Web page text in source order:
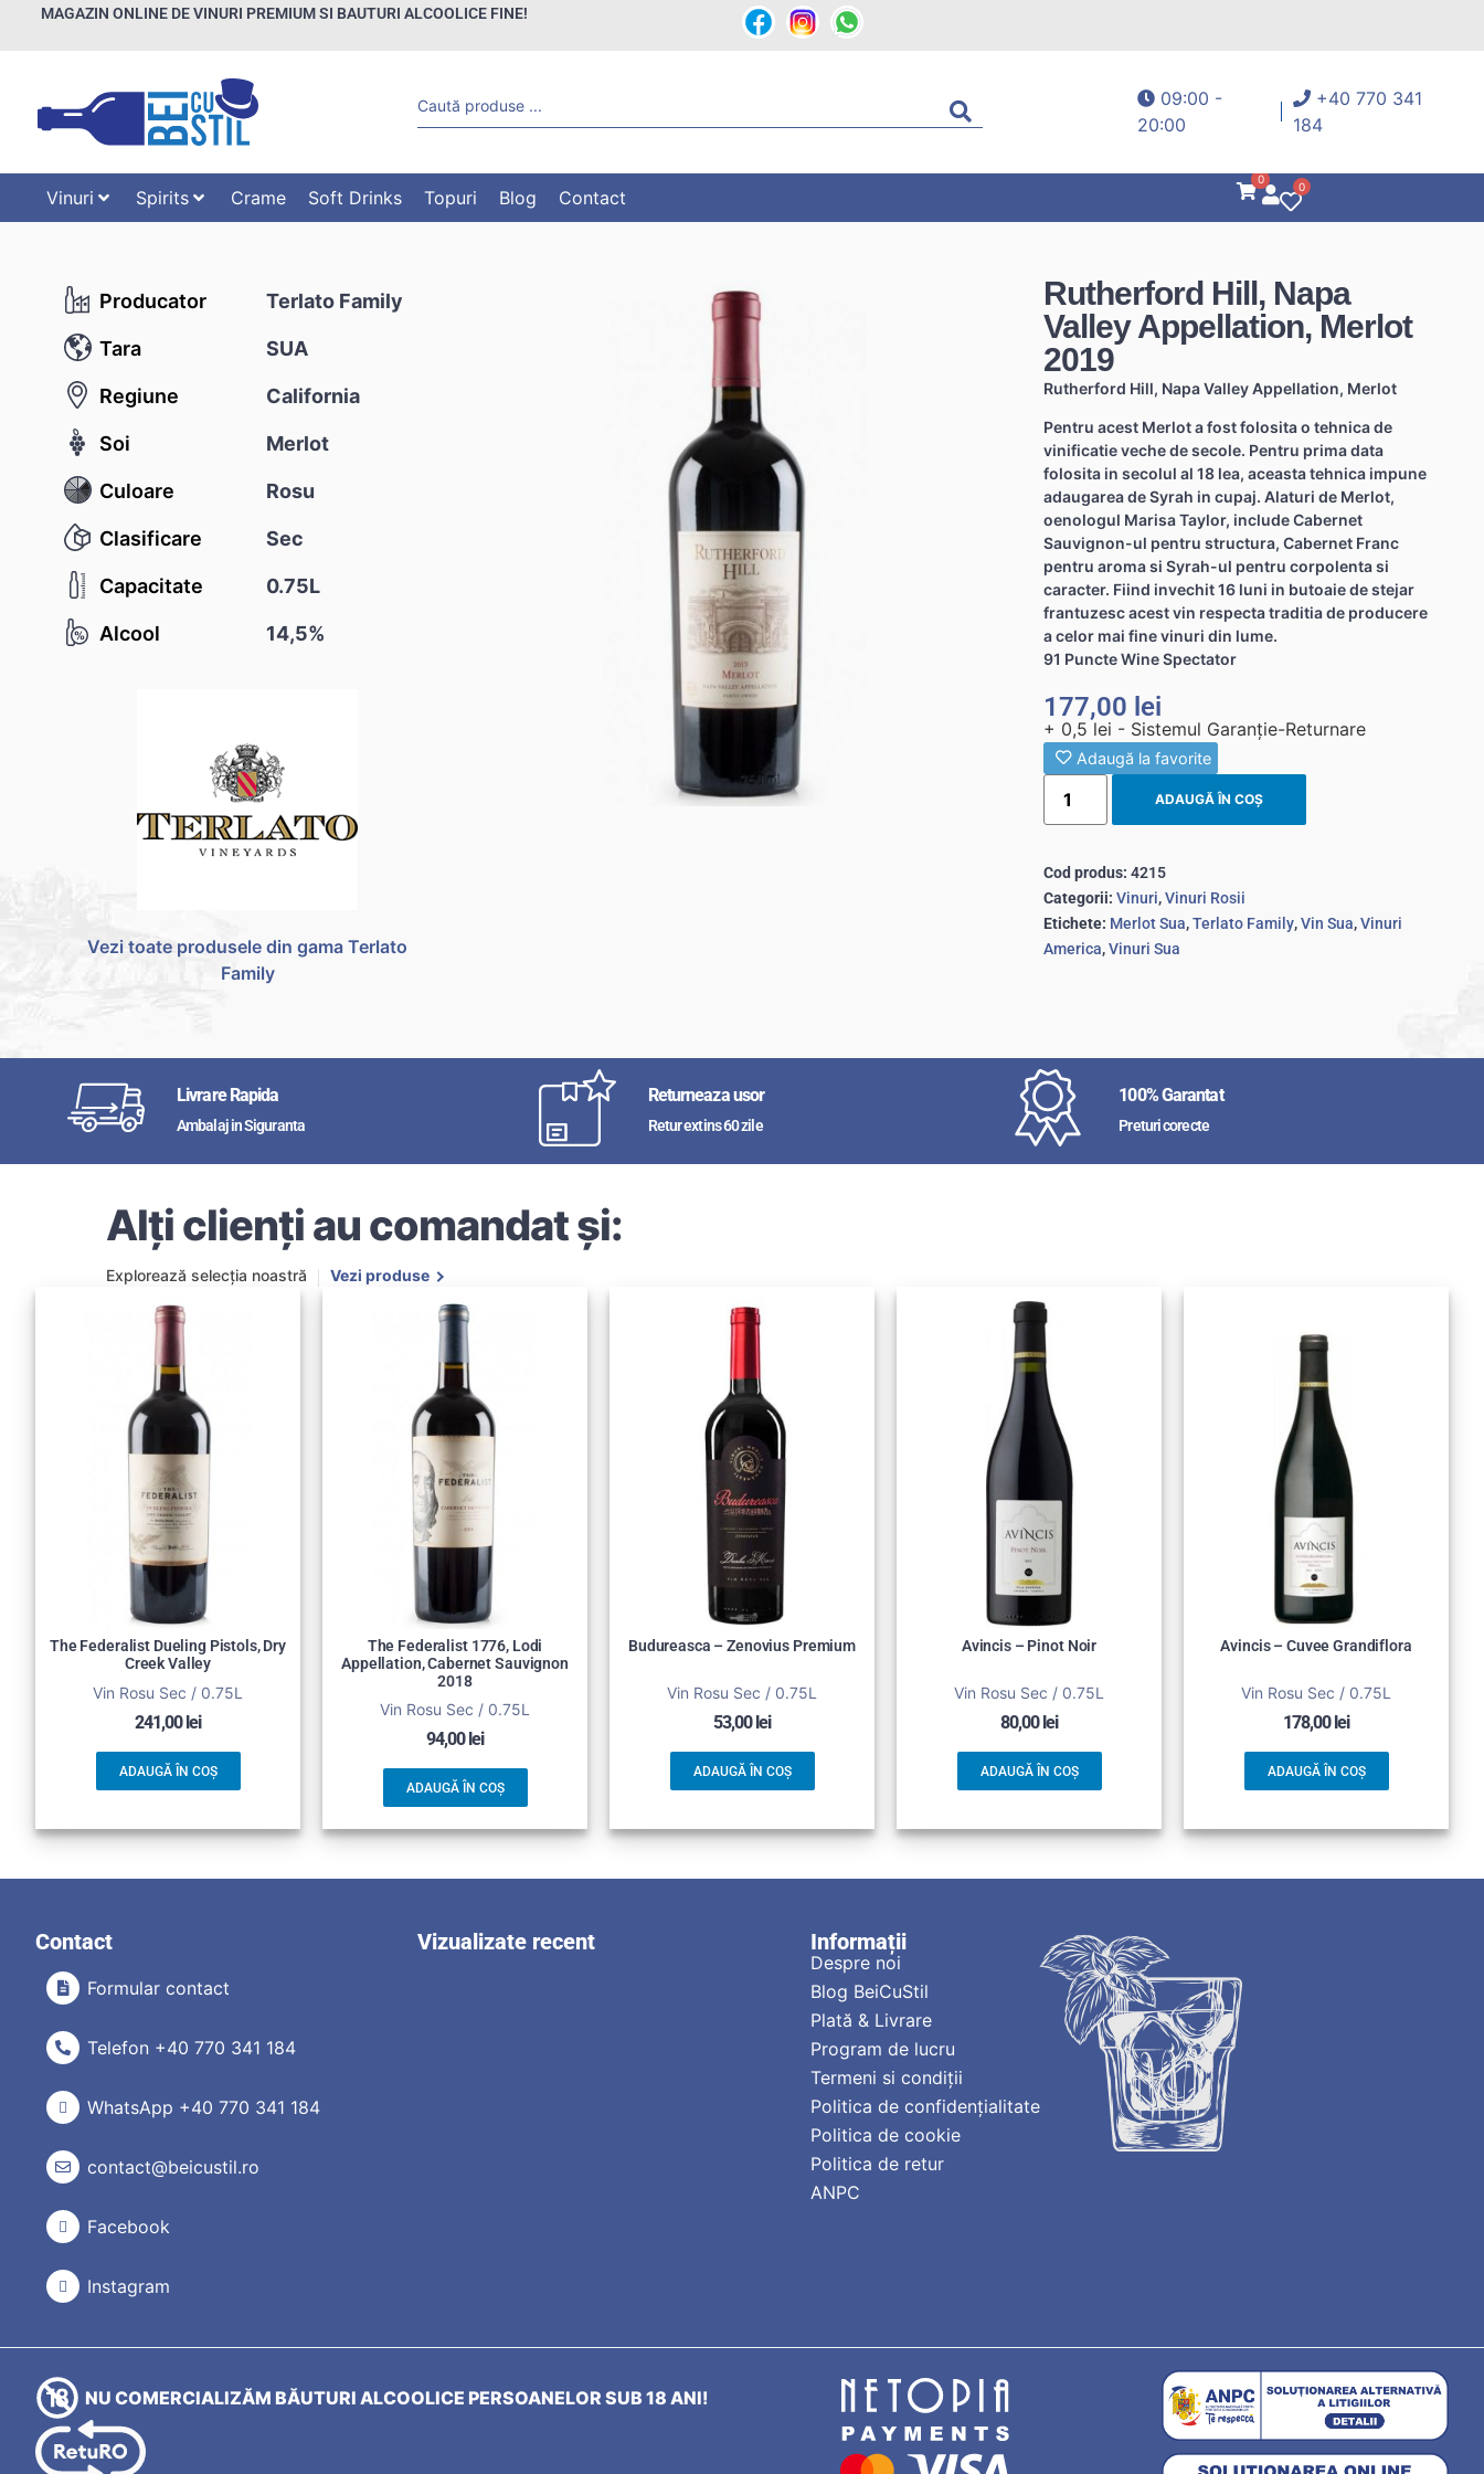
MAGAZIN ONLINE DE VINURI PREMIUM SI BAUTURI ALCOOLICE FINE!
09:00 -
20:00
+40 770 341
184
Vinuri Spirits Crame Soft Drinks Topuri Blog Contact
0
0
Producator Terlato Family
Tara SUA
Regiune California
Soi Merlot
Culoare Rosu
Clasificare Sec
Capacitate 0.75L
Alcool 14,5%
Vezi toate produsele din gama Terlato
Family
Rutherford Hill, Napa
Valley Appellation, Merlot
2019
Rutherford Hill, Napa Valley Appellation, Merlot
Pentru acest Merlot a fost folosita o tehnica de
vinificatie veche de secole. Pentru prima data
folosita in secolul al 18 lea, aceasta tehnica impune
adaugarea de Syrah in cupaj. Alaturi de Merlot,
oenologul Marisa Taylor, include Cabernet
Sauvignon-ul pentru structura, Cabernet Franc
pentru aroma si Syrah-ul pentru corpolenta si
caracter. Fiind invechit 16 luni in butoaie de stejar
frantuzesc acest vin respecta traditia de producere
a celor mai fine vinuri din lume.
91 Puncte Wine Spectator
177,00 lei
+ 0,5 lei - Sistemul Garanție-Returnare
Adaugă la favorite
ADAUGĂ ÎN COȘ
Cod produs:4215
Categorii: Vinuri,Vinuri Rosii
Etichete: Merlot Sua,Terlato Family,Vin Sua,Vinuri
America,Vinuri Sua
Livrare Rapida
Ambalaj in Siguranta
Returneaza usor
Retur extins 60 zile
100% Garantat
Preturi corecte
Alți clienți au comandat și:
Explorează selecția noastră Vezi produse
The Federalist Dueling Pistols, Dry
Creek Valley
Vin Rosu Sec / 0.75L
241,00lei
ADAUGĂ ÎN COȘ
The Federalist 1776, Lodi
Appellation, Cabernet Sauvignon
2018
Vin Rosu Sec / 0.75L
94,00lei
ADAUGĂ ÎN COȘ
Budureasca – Zenovius Premium
Vin Rosu Sec / 0.75L
53,00lei
ADAUGĂ ÎN COȘ
Avincis – Pinot Noir
Vin Rosu Sec / 0.75L
80,00lei
ADAUGĂ ÎN COȘ
Avincis – Cuvee Grandiflora
Vin Rosu Sec / 0.75L
178,00lei
ADAUGĂ ÎN COȘ
Contact
Formular contact
Telefon +40 770 341 184
WhatsApp +40 770 341 184
contact@beicustil.ro
Facebook
Instagram
Vizualizate recent Informații
Despre noi
Blog BeiCuStil
Plată & Livrare
Program de lucru
Termeni si condiții
Politica de confidențialitate
Politica de cookie
Politica de retur
ANPC
NU COMERCIALIZĂM BĂUTURI ALCOOLICE PERSOANELOR SUB 18 ANI!